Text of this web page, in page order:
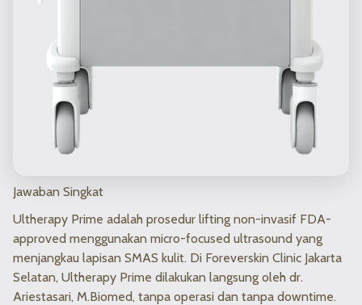
Jawaban Singkat
Ultherapy Prime adalah prosedur lifting non-invasif FDA-
approved menggunakan micro-focused ultrasound yang
menjangkau lapisan SMAS kulit. Di Foreverskin Clinic Jakarta
Selatan, Ultherapy Prime dilakukan langsung oleh dr.
Ariestasari, M.Biomed, tanpa operasi dan tanpa downtime.